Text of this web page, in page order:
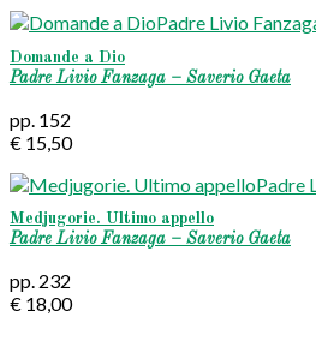
Domande a Dio
Padre Livio Fanzaga – Saverio Gaeta
pp. 152
€ 15,50
Medjugorie. Ultimo appello
Padre Livio Fanzaga – Saverio Gaeta
pp. 232
€ 18,00